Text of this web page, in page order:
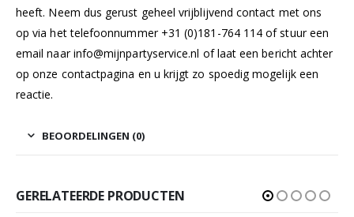
heeft. Neem dus gerust geheel vrijblijvend contact met ons
op via het telefoonnummer +31 (0)181-764 114 of stuur een
email naarinfo@mijnpartyservice.nl of laat een bericht achter
op onze contactpagina en u krijgt zo spoedig mogelijk een
reactie.
BEOORDELINGEN (0)
GERELATEERDE PRODUCTEN